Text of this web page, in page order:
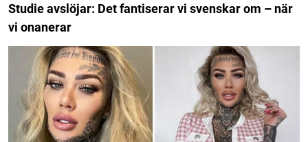
Studie avslöjar: Det fantiserar vi svenskar om – när
vi onanerar